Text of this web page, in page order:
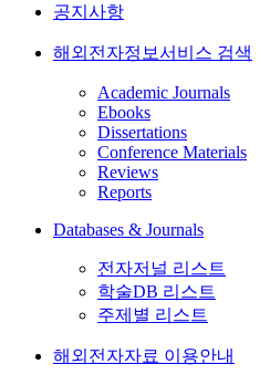
공지사항
해외전자정보서비스 검색
Academic Journals
Ebooks
Dissertations
Conference Materials
Reviews
Reports
Databases & Journals
전자저널 리스트
학술DB 리스트
주제별 리스트
해외전자자료 이용안내